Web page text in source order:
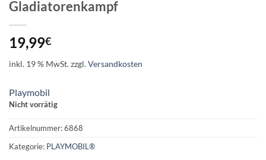
Gladiatorenkampf
19,99€
inkl. 19 % MwSt.zzgl.Versandkosten
Playmobil
Nicht vorrätig
Artikelnummer:6868
Kategorie: PLAYMOBIL®